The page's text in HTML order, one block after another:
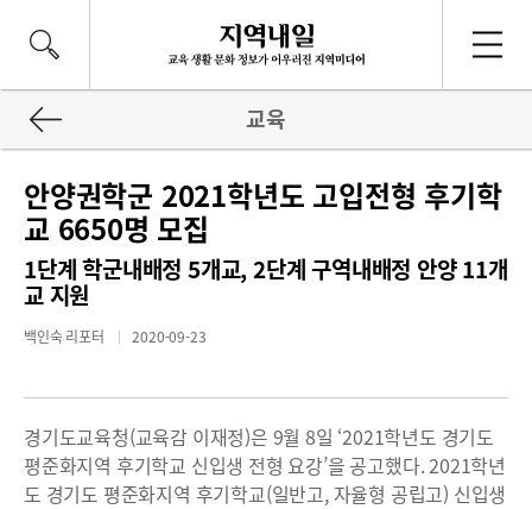
교육
안양권학군 2021학년도 고입전형 후기학
교 6650명 모집
1단계 학군내배정 5개교, 2단계 구역내배정 안양 11개
교 지원
백인숙 리포터 2020-09-23
경기도교육청(교육감 이재정)은 9월 8일 ‘2021학년도 경기도
평준화지역 후기학교 신입생 전형 요강’을 공고했다. 2021학년
도 경기도 평준화지역 후기학교(일반고, 자율형 공립고) 신입생